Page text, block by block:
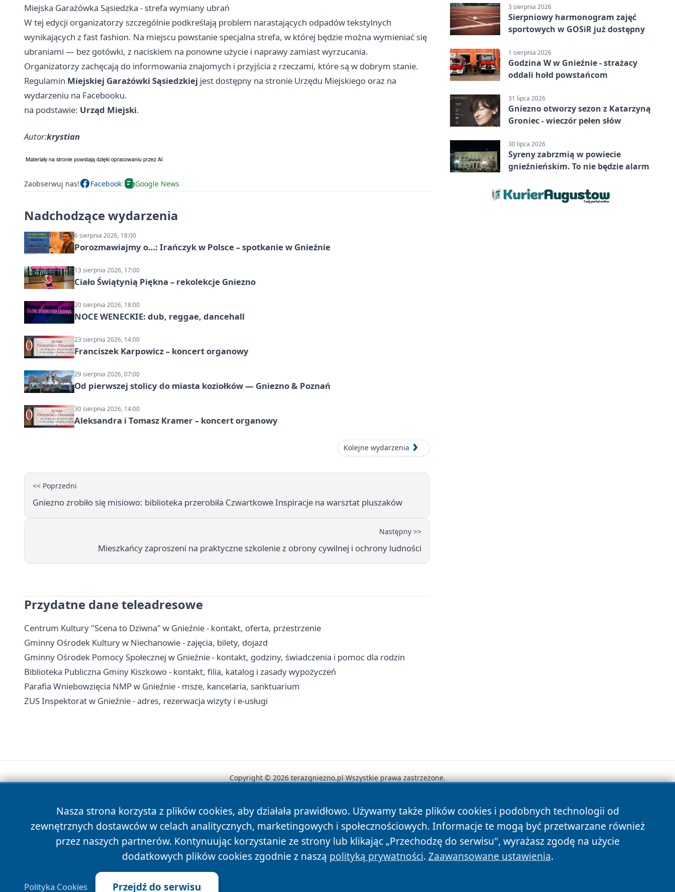
Miejska Garażówka Sąsiedzka - strefa wymiany ubrań
W tej edycji organizatorzy szczególnie podkreślają problem narastających odpadów tekstylnych
wynikających z fast fashion. Na miejscu powstanie specjalna strefa, w której będzie można wymieniać się
ubraniami — bez gotówki, z naciskiem na ponowne użycie i naprawy zamiast wyrzucania.
Organizatorzy zachęcają do informowania znajomych i przyjścia z rzeczami, które są w dobrym stanie.
Regulamin Miejskiej Garażówki Sąsiedzkiej jest dostępny na stronie Urzędu Miejskiego oraz na
wydarzeniu na Facebooku.
na podstawie: Urząd Miejski.
Autor:krystian
Zaobserwuj nas! Facebook Google News
Nadchodzące wydarzenia
6 sierpnia 2026, 18:00
Porozmawiajmy o…: Irańczyk w Polsce – spotkanie w Gnieźnie
13 sierpnia 2026, 17:00
Ciało Świątynią Piękna – rekolekcje Gniezno
20 sierpnia 2026, 18:00
NOCE WENECKIE: dub, reggae, dancehall
23 sierpnia 2026, 14:00
Franciszek Karpowicz – koncert organowy
29 sierpnia 2026, 07:00
Od pierwszej stolicy do miasta koziołków — Gniezno & Poznań
30 sierpnia 2026, 14:00
Aleksandra i Tomasz Kramer – koncert organowy
Kolejne wydarzenia
<< Poprzedni
Gniezno zrobiło się misiowo: biblioteka przerobiła Czwartkowe Inspiracje na warsztat pluszaków
Następny >>
Mieszkańcy zaproszeni na praktyczne szkolenie z obrony cywilnej i ochrony ludności
Przydatne dane teleadresowe
Centrum Kultury "Scena to Dziwna" w Gnieźnie - kontakt, oferta, przestrzenie
Gminny Ośrodek Kultury w Niechanowie - zajęcia, bilety, dojazd
Gminny Ośrodek Pomocy Społecznej w Gnieźnie - kontakt, godziny, świadczenia i pomoc dla rodzin
Biblioteka Publiczna Gminy Kiszkowo - kontakt, filia, katalog i zasady wypożyczeń
Parafia Wniebowzięcia NMP w Gnieźnie - msze, kancelaria, sanktuarium
ZUS Inspektorat w Gnieźnie - adres, rezerwacja wizyty i e-usługi
3 sierpnia 2026
Sierpniowy harmonogram zajęć
sportowych w GOSiR już dostępny
1 sierpnia 2026
Godzina W w Gnieźnie - strażacy
oddali hołd powstańcom
31 lipca 2026
Gniezno otworzy sezon z Katarzyną
Groniec - wieczór pełen słów
30 lipca 2026
Syreny zabrzmią w powiecie
gnieźnieńskim. To nie będzie alarm
Nasza strona korzysta z plików cookies, aby działała prawidłowo. Używamy także plików cookies i podobnych technologii od
zewnętrznych dostawców w celach analitycznych, marketingowych i społecznościowych. Informacje te mogą być przetwarzane również
przez naszych partnerów. Kontynuując korzystanie ze strony lub klikając „Przechodzę do serwisu", wyrażasz zgodę na użycie
dodatkowych plików cookies zgodnie z naszą polityką prywatności. Zaawansowane ustawienia.
Polityka Cookies Przejdź do serwisu
Copyright © 2026 terazgniezno.pl Wszystkie prawa zastrzeżone.
News Autorzy Polityka Prywatności Polityka Cookies